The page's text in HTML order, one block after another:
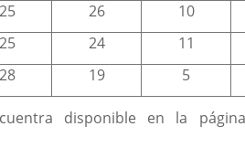
25 26 10
25 24 11
28 19 5
disponible en la